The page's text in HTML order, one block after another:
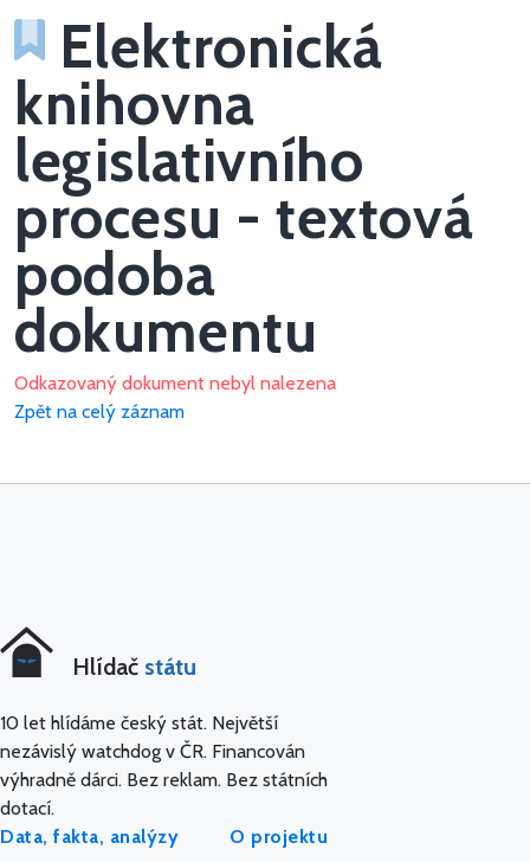
Elektronická
knihovna
legislativního
procesu - textová
podoba
dokumentu
Odkazovaný dokument nebyl nalezena
Zpět na celý záznam
Hlídač státu
10 let hlídáme český stát. Největší
nezávislý watchdog v ČR. Financován
výhradně dárci. Bez reklam. Bez státních
dotací.
Data, fakta, analýzy
O projektu